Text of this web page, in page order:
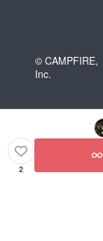
© CAMPFIRE,
Inc.
2